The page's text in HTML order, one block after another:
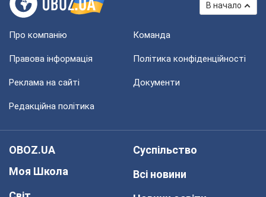
В начало
Про компанію Команда
Правова інформація Політика конфіденційності
Реклама на сайті Документи
Редакційна політика
OBOZ.UA
Моя Школа
Суспільство
Всі новини